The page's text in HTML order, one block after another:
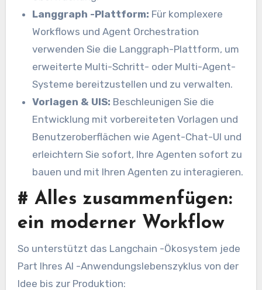
Langgraph -Plattform: Für komplexere
Workflows und Agent Orchestration
verwenden Sie die Langgraph-Plattform, um
erweiterte Multi-Schritt- oder Multi-Agent-
Systeme bereitzustellen und zu verwalten.
Vorlagen & UIS: Beschleunigen Sie die
Entwicklung mit vorbereiteten Vorlagen und
Benutzeroberflächen wie Agent-Chat-UI und
erleichtern Sie sofort, Ihre Agenten sofort zu
bauen und mit Ihren Agenten zu interagieren.
# Alles zusammenfügen:
ein moderner Workflow
So unterstützt das Langchain -Ökosystem jede
Part Ihres AI -Anwendungslebenszyklus von der
Idee bis zur Produktion: